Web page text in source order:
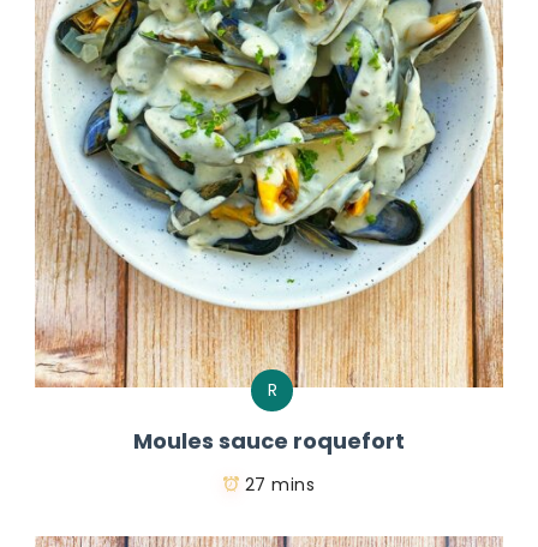
R
Moules sauce roquefort
27 mins